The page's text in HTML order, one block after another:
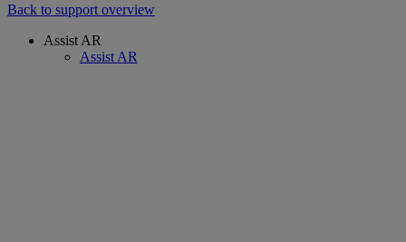
Back to support overview
Assist AR
Assist AR